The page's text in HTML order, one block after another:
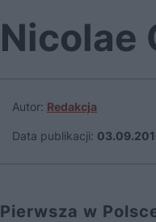
Nicolae
Autor: Redakcja
Data publikacji:
Pierwsza w